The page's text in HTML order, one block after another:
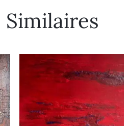
Similaires